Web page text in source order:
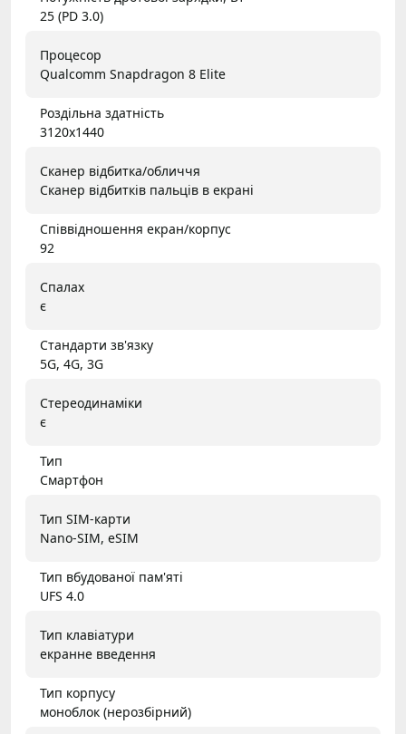
25 (PD 3.0)
Процесор
Qualcomm Snapdragon 8 Elite
Роздільна здатність
3120x1440
Сканер відбитка/обличчя
Сканер відбитків пальців в екрані
Співвідношення екран/корпус
92
Спалах
є
Стандарти зв'язку
5G, 4G, 3G
Стереодинаміки
є
Тип
Смартфон
Тип SIM-карти
Nano-SIM, eSIM
Тип вбудованої пам'яті
UFS 4.0
Тип клавіатури
екранне введення
Тип корпусу
моноблок (нерозбірний)